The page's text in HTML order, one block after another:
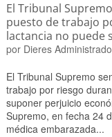
El Tribunal
puesto de trabajo
lactancia no puede
por Dieres
El Tribunal Supremo
trabajo por riesgo
suponer perjuicio
Supremo, en fecha 24
médica embarazada...